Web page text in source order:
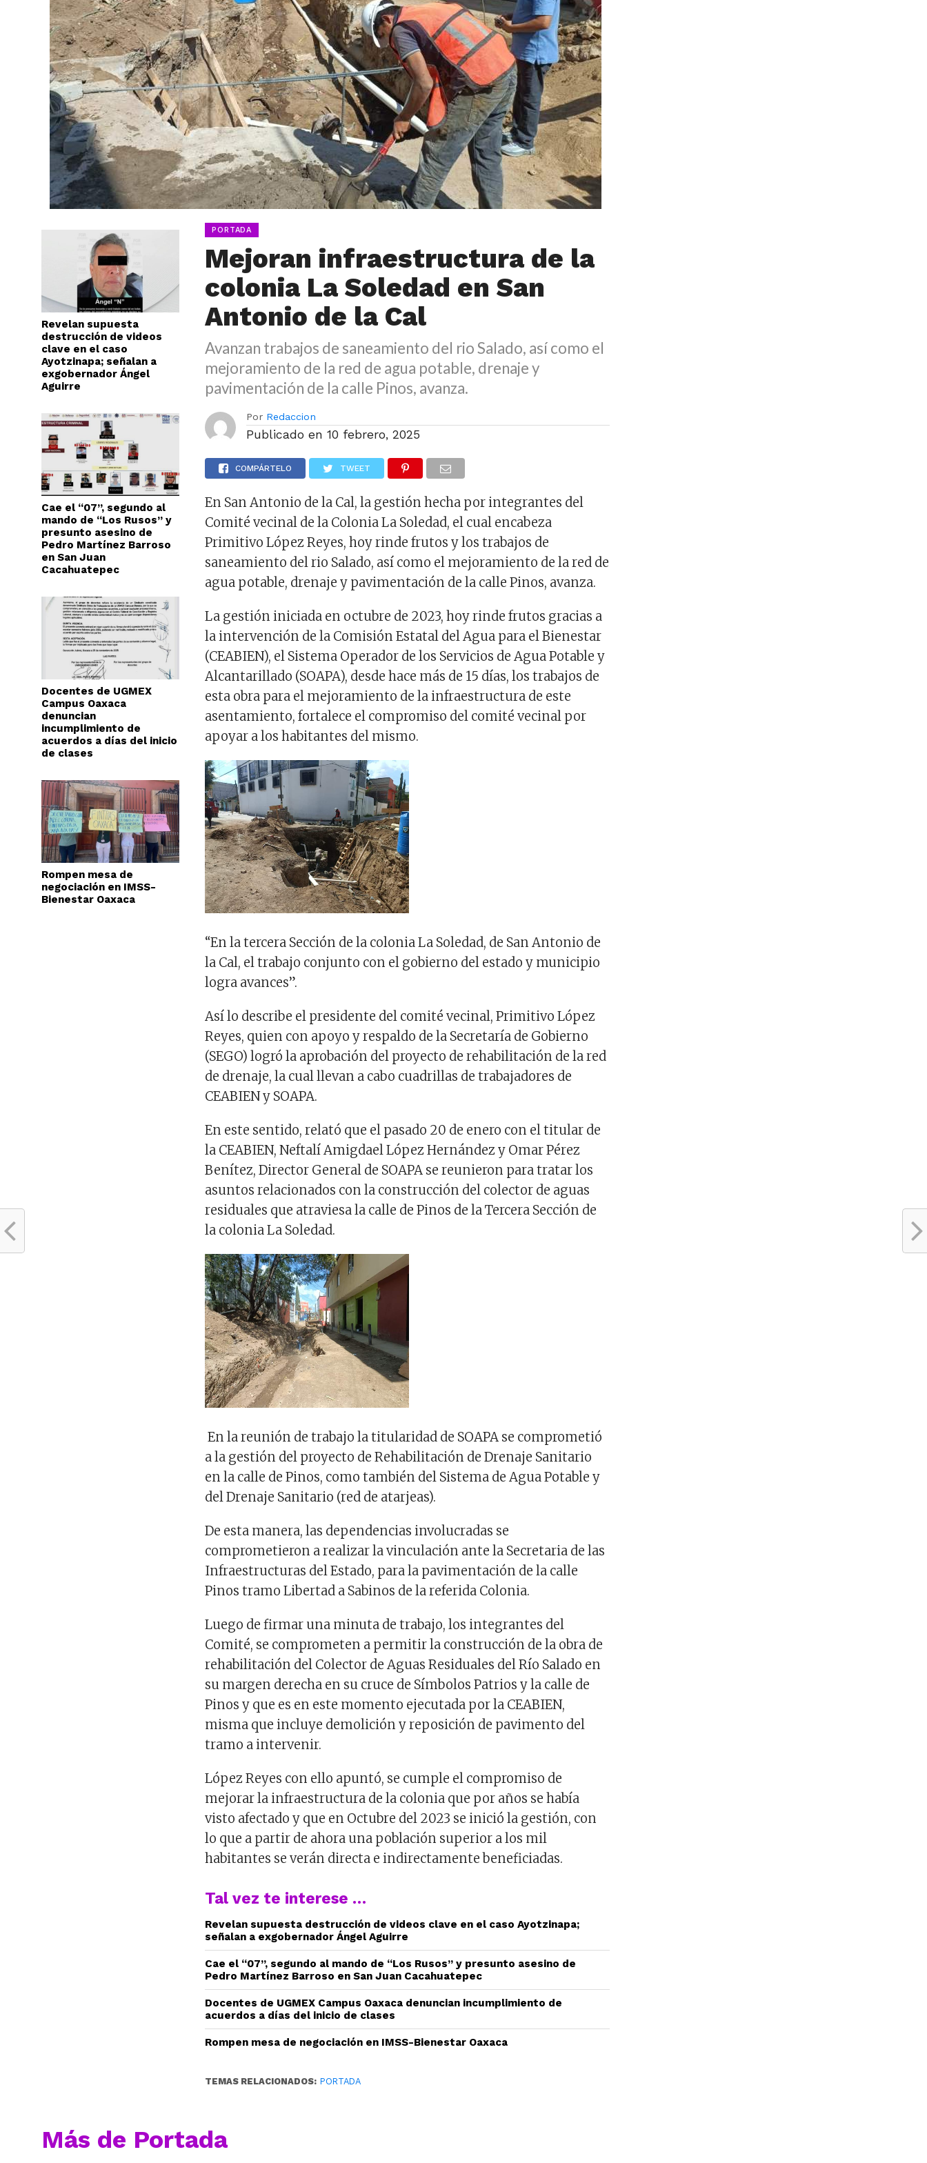
Revelan supuesta
destrucción de videos
clave en el caso
Ayotzinapa; señalan a
exgobernador Ángel
Aguirre
Cae el “07”, segundo al
mando de “Los Rusos” y
presunto asesino de
Pedro Martínez Barroso
en San Juan
Cacahuatepec
Docentes de UGMEX
Campus Oaxaca
denuncian
incumplimiento de
acuerdos a días del inicio
de clases
Rompen mesa de
negociación en IMSS-
Bienestar Oaxaca
PORTADA
Mejoran infraestructura de la
colonia La Soledad en San
Antonio de la Cal
Avanzan trabajos de saneamiento del rio Salado, así como el
mejoramiento de la red de agua potable, drenaje y
pavimentación de la calle Pinos, avanza.
Por Redaccion
Publicado en 10 febrero, 2025
COMPÁRTELO TWEET
En San Antonio de la Cal, la gestión hecha por integrantes del
Comité vecinal de la Colonia La Soledad, el cual encabeza
Primitivo López Reyes, hoy rinde frutos y los trabajos de
saneamiento del rio Salado, así como el mejoramiento de la red de
agua potable, drenaje y pavimentación de la calle Pinos, avanza.
La gestión iniciada en octubre de 2023, hoy rinde frutos gracias a
la intervención de la Comisión Estatal del Agua para el Bienestar
(CEABIEN), el Sistema Operador de los Servicios de Agua Potable y
Alcantarillado (SOAPA), desde hace más de 15 días, los trabajos de
esta obra para el mejoramiento de la infraestructura de este
asentamiento, fortalece el compromiso del comité vecinal por
apoyar a los habitantes del mismo.
“En la tercera Sección de la colonia La Soledad, de San Antonio de
la Cal, el trabajo conjunto con el gobierno del estado y municipio
logra avances”.
Así lo describe el presidente del comité vecinal, Primitivo López
Reyes, quien con apoyo y respaldo de la Secretaría de Gobierno
(SEGO) logró la aprobación del proyecto de rehabilitación de la red
de drenaje, la cual llevan a cabo cuadrillas de trabajadores de
CEABIEN y SOAPA.
En este sentido, relató que el pasado 20 de enero con el titular de
la CEABIEN, Neftalí Amigdael López Hernández y Omar Pérez
Benítez, Director General de SOAPA se reunieron para tratar los
asuntos relacionados con la construcción del colector de aguas
residuales que atraviesa la calle de Pinos de la Tercera Sección de
la colonia La Soledad.
En la reunión de trabajo la titularidad de SOAPA se comprometió
a la gestión del proyecto de Rehabilitación de Drenaje Sanitario
en la calle de Pinos, como también del Sistema de Agua Potable y
del Drenaje Sanitario (red de atarjeas).
De esta manera, las dependencias involucradas se
comprometieron a realizar la vinculación ante la Secretaria de las
Infraestructuras del Estado, para la pavimentación de la calle
Pinos tramo Libertad a Sabinos de la referida Colonia.
Luego de firmar una minuta de trabajo, los integrantes del
Comité, se comprometen a permitir la construcción de la obra de
rehabilitación del Colector de Aguas Residuales del Río Salado en
su margen derecha en su cruce de Símbolos Patrios y la calle de
Pinos y que es en este momento ejecutada por la CEABIEN,
misma que incluye demolición y reposición de pavimento del
tramo a intervenir.
López Reyes con ello apuntó, se cumple el compromiso de
mejorar la infraestructura de la colonia que por años se había
visto afectado y que en Octubre del 2023 se inició la gestión, con
lo que a partir de ahora una población superior a los mil
habitantes se verán directa e indirectamente beneficiadas.
Tal vez te interese …
Revelan supuesta destrucción de videos clave en el caso Ayotzinapa;
señalan a exgobernador Ángel Aguirre
Cae el “07”, segundo al mando de “Los Rusos” y presunto asesino de
Pedro Martínez Barroso en San Juan Cacahuatepec
Docentes de UGMEX Campus Oaxaca denuncian incumplimiento de
acuerdos a días del inicio de clases
Rompen mesa de negociación en IMSS-Bienestar Oaxaca
TEMAS RELACIONADOS: PORTADA
Más de Portada